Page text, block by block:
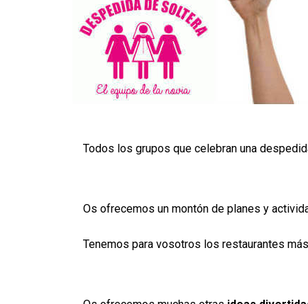
Todos los grupos que celebran una
Os ofrecemos un montón de planes y
Tenemos para vosotros los restaurantes